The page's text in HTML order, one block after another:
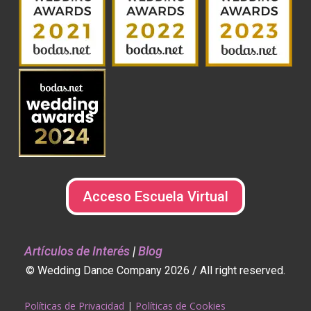
Acceso Escuela Virtual
Artículos de Interés |Blog
© Wedding Dance Company 2026 / All right reserved.
Políticas de Privacidad | Políticas de Cookies